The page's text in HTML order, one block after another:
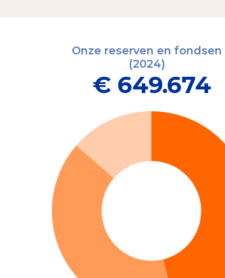
Onze reserven en fondsen
(2024)
€ 649.674